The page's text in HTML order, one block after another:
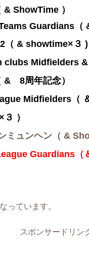
& ShowTime ）
Guardians（
（ & showtime×３ )
clubs Midfielders
& 8周年記念）
Midfielders（
）
ミュンヘン（ &
Guardians（
っています。
スポンサードリン